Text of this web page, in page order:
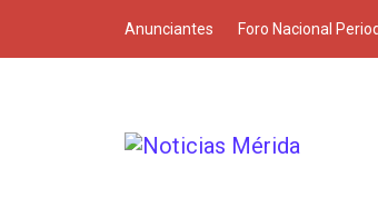
Anunciantes Foro Nacional